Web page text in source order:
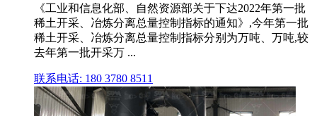
《工业和信息化部、自然资源部关于下达2022年第一批
稀土开采、冶炼分离总量控制指标的通知》,今年第一批
稀土开采、冶炼分离总量控制指标分别为万吨、万吨,较
去年第一批开采万 ...
联系电话: 180 3780 8511